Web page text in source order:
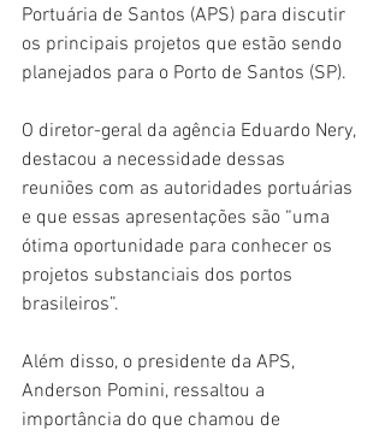
Portuária de Santos (APS) para discutir
os principais projetos que estão sendo
planejados para o Porto de Santos (SP).
O diretor-geral da agência Eduardo Nery,
destacou a necessidade dessas
reuniões com as autoridades portuárias
e que essas apresentações são “uma
ótima oportunidade para conhecer os
projetos substanciais dos portos
brasileiros”.
Além disso, o presidente da APS,
Anderson Pomini, ressaltou a
importância do que chamou de